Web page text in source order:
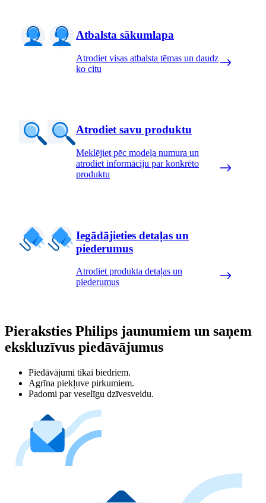
Atbalsta sākumlapa
Atrodiet visas atbalsta tēmas un daudz
ko citu
Atrodiet savu produktu
Meklējiet pēc modeļa numura un
atrodiet informāciju par konkrēto
produktu
Iegādājieties detaļas un
piederumus
Atrodiet produkta detaļas un
piederumus
Pieraksties Philips jaunumiem un saņem
ekskluzīvus piedāvājumus
Piedāvājumi tikai biedriem.
Agrīna piekļuve pirkumiem.
Padomi par veselīgu dzīvesveidu.